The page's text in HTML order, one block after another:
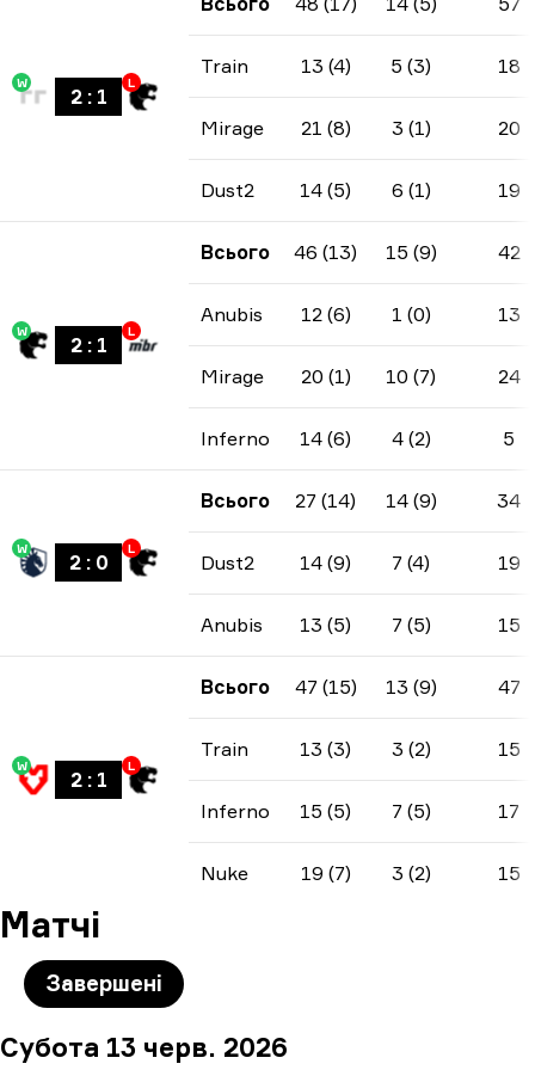
W
2: 1
L
Train 13 (4) 5 (3) 18
Mirage 21 (8) 3 (1) 20
Dust2 14 (5) 6 (1) 19
W
2: 1
L
Всього 46 (13) 15 (9) 42
Anubis 12 (6) 1 (0) 13
Mirage 20 (1) 10 (7) 24
Inferno 14 (6) 4 (2) 5
W
2: 0
L
Всього 27 (14) 14 (9) 34
Dust2 14 (9) 7 (4) 19
Anubis 13 (5) 7 (5) 15
W
2: 1
L
Всього 47 (15) 13 (9) 47
Train 13 (3) 3 (2) 15
Inferno 15 (5) 7 (5) 17
Nuke 19 (7) 3 (2) 15
Матчі
Завершені
Субота 13 черв. 2026